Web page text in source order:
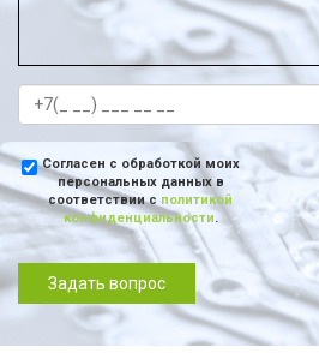
Согласен с обработкой моих
персональных данных в
соответствии с политикой
конфиденциальности.
Задать вопрос